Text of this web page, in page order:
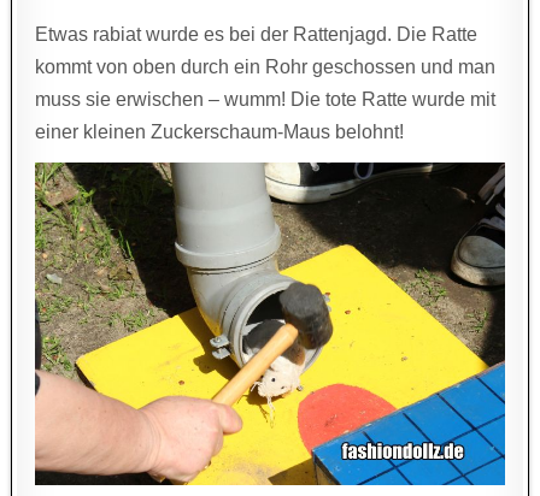
Etwas rabiat wurde es bei der Rattenjagd. Die Ratte
kommt von oben durch ein Rohr geschossen und man
muss sie erwischen – wumm! Die tote Ratte wurde mit
einer kleinen Zuckerschaum-Maus belohnt!